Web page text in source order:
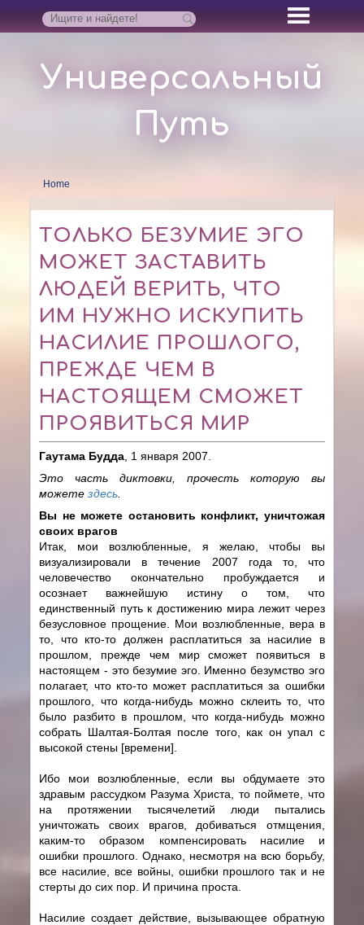
Универсальный
Путь
Home
ТОЛЬКО БЕЗУМИЕ ЭГО
МОЖЕТ ЗАСТАВИТЬ
ЛЮДЕЙ ВЕРИТЬ, ЧТО
ИМ НУЖНО ИСКУПИТЬ
НАСИЛИЕ ПРОШЛОГО,
ПРЕЖДЕ ЧЕМ В
НАСТОЯЩЕМ СМОЖЕТ
ПРОЯВИТЬСЯ МИР
Гаутама Будда , 1 января 2007.
Это часть диктовки, прочесть которую вы
можетездесь
Вы не можете остановить конфликт, уничтожая
своих врагов
Итак, мои возлюбленные, я желаю, чтобы вы
визуализировали в течение 2007 года то, что
человечество окончательно пробуждается и
осознает важнейшую истину о том, что
единственный путь к достижению мира лежит через
безусловное прощение. Мои возлюбленные, вера в
то, что кто-то должен расплатиться за насилие в
прошлом, прежде чем мир сможет появиться в
настоящем - это безумие эго. Именно безумство эго
полагает, что кто-то может расплатиться за ошибки
прошлого, что когда-нибудь можно склеить то, что
было разбито в прошлом, что когда-нибудь можно
собрать Шалтая-Болтая после того, как он упал с
высокой стены [времени].
Ибо мои возлюбленные, если вы обдумаете это
здравым рассудком Разума Христа, то поймете, что
на протяжении тысячелетий люди пытались
уничтожать своих врагов, добиваться отмщения,
каким-то образом компенсировать насилие и
ошибки прошлого. Однако, несмотря на всю борьбу,
все насилие, все войны, ошибки прошлого так и не
стерты до сих пор. И причина проста.
Насилие создает действие, вызывающее обратную